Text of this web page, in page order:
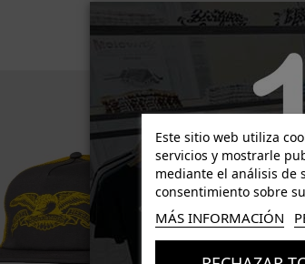
Este sitio web utiliza
servicios y mostrarle
mediante el análisis de
consentimiento sobre su
MÁS INFORMACIÓN